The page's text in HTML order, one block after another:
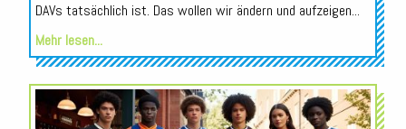
DAVs tatsächlich ist. Das wollen wir ändern und aufzeigen...
Mehr lesen...
Audio-
Player